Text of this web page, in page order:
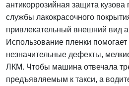
антикоррозийная защита кузова
службы лакокрасочного
привлекательный внешний вид
Использование пленки помогает
незначительные дефекты,
ЛКМ. Чтобы машина отвечала
предъявляемым к такси, а